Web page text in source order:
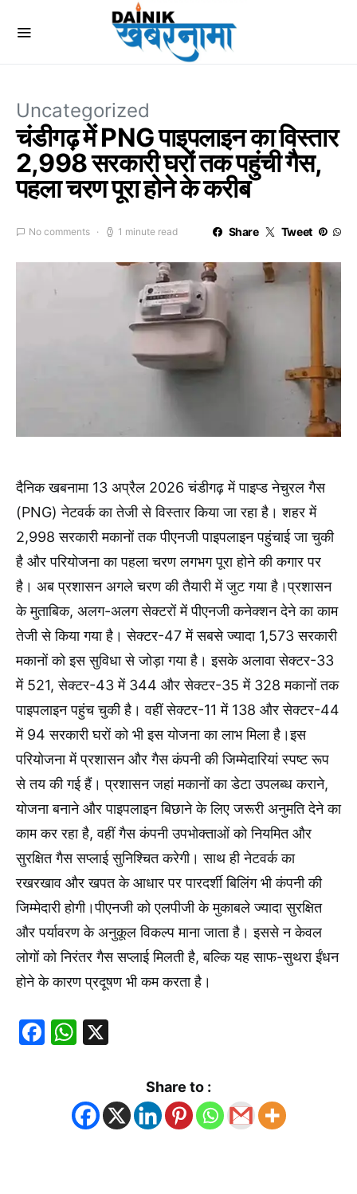
Uncategorized
चंडीगढ़ में PNG पाइपलाइन का विस्तार
2,998 सरकारी घरों तक पहुंची गैस,
पहला चरण पूरा होने के करीब
No comments 1 minute read Share Tweet
दैनिक खबनामा 13 अप्रैल 2026 चंडीगढ़ में पाइप्ड नेचुरल गैस
(PNG) नेटवर्क का तेजी से विस्तार किया जा रहा है। शहर में
2,998 सरकारी मकानों तक पीएनजी पाइपलाइन पहुंचाई जा चुकी
है और परियोजना का पहला चरण लगभग पूरा होने की कगार पर
है। अब प्रशासन अगले चरण की तैयारी में जुट गया है।प्रशासन
के मुताबिक, अलग-अलग सेक्टरों में पीएनजी कनेक्शन देने का काम
तेजी से किया गया है। सेक्टर-47 में सबसे ज्यादा 1,573 सरकारी
मकानों को इस सुविधा से जोड़ा गया है। इसके अलावा सेक्टर-33
में 521, सेक्टर-43 में 344 और सेक्टर-35 में 328 मकानों तक
पाइपलाइन पहुंच चुकी है। वहीं सेक्टर-11 में 138 और सेक्टर-44
में 94 सरकारी घरों को भी इस योजना का लाभ मिला है।इस
परियोजना में प्रशासन और गैस कंपनी की जिम्मेदारियां स्पष्ट रूप
से तय की गई हैं। प्रशासन जहां मकानों का डेटा उपलब्ध कराने,
योजना बनाने और पाइपलाइन बिछाने के लिए जरूरी अनुमति देने का
काम कर रहा है, वहीं गैस कंपनी उपभोक्ताओं को नियमित और
सुरक्षित गैस सप्लाई सुनिश्चित करेगी। साथ ही नेटवर्क का
रखरखाव और खपत के आधार पर पारदर्शी बिलिंग भी कंपनी की
जिम्मेदारी होगी।पीएनजी को एलपीजी के मुकाबले ज्यादा सुरक्षित
और पर्यावरण के अनुकूल विकल्प माना जाता है। इससे न केवल
लोगों को निरंतर गैस सप्लाई मिलती है, बल्कि यह साफ-सुथरा ईंधन
होने के कारण प्रदूषण भी कम करता है।
Facebook
WhatsApp
Share to :